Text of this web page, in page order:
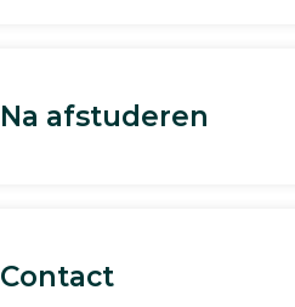
Na afstuderen
Contact